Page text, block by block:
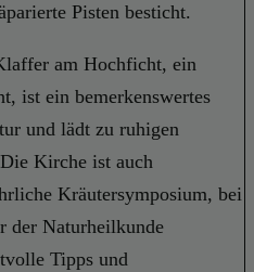
Pisten besticht.
am Hochficht, ein
ist ein bemerkenswertes
und lädt zu ruhigen
Kirche ist auch
Kräutersymposium, bei
der Naturheilkunde
Tipps und